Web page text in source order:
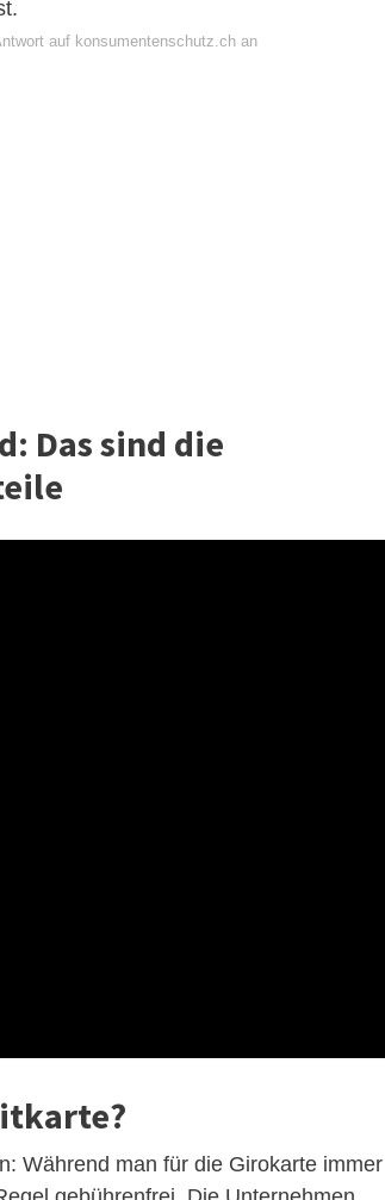
auf konsumentenschutz.ch an
Das sind die
Während man für die Girokarte immer